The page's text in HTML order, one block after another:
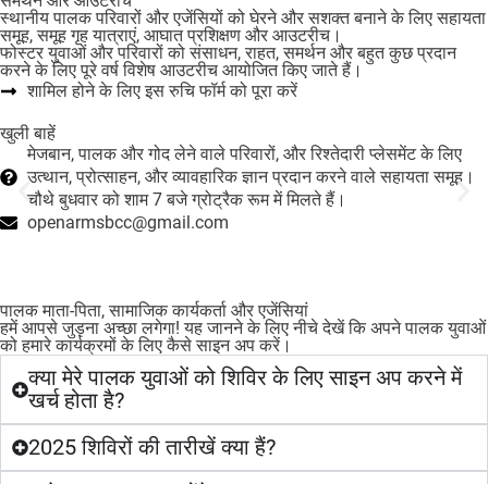
स्थानीय पालक परिवारों और एजेंसियों को घेरने और सशक्त बनाने के लिए सहायता
समूह, समूह गृह यात्राएं, आघात प्रशिक्षण और आउटरीच।
फोस्टर युवाओं और परिवारों को संसाधन, राहत, समर्थन और बहुत कुछ प्रदान
करने के लिए पूरे वर्ष विशेष आउटरीच आयोजित किए जाते हैं।
शामिल होने के लिए इस रुचि फॉर्म को पूरा करें
खुली बाहें
मेजबान, पालक और गोद लेने वाले परिवारों, और रिश्तेदारी प्लेसमेंट के लिए
उत्थान, प्रोत्साहन, और व्यावहारिक ज्ञान प्रदान करने वाले सहायता समूह।
चौथे बुधवार को शाम 7 बजे ग्रोट्रैक रूम में मिलते हैं।
openarmsbcc@gmail.com
पालक माता-पिता, सामाजिक कार्यकर्ता और एजेंसियां
हमें आपसे जुड़ना अच्छा लगेगा! यह जानने के लिए नीचे देखें कि अपने पालक युवाओं
को हमारे कार्यक्रमों के लिए कैसे साइन अप करें।
क्या मेरे पालक युवाओं को शिविर के लिए साइन अप करने में
खर्च होता है?
2025 शिविरों की तारीखें क्या हैं?